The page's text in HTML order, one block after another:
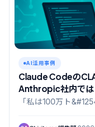
AI活用事例
Claude Codeの
Anthropic社内では
筆」の実態も
「私は100万ト